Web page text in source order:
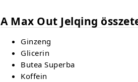
A Max Out Jelqing
Ginzeng
Glicerin
Butea Superba
Koffein